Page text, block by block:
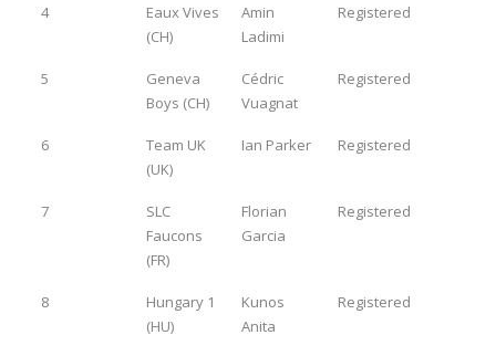
4
Eaux Vives
(CH)
Amin
Ladimi
Registered
5
Geneva
Boys (CH)
Cédric
Vuagnat
Registered
6
Team UK
(UK)
Ian Parker Registered
7
SLC
Faucons
(FR)
Florian
Garcia
Registered
8
Hungary 1
(HU)
Kunos
Anita
Registered